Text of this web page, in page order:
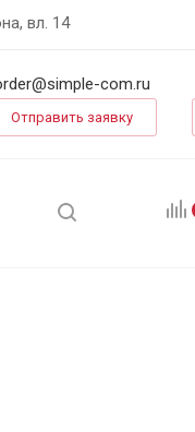
вл. 14
com.ru
Отправить заявку